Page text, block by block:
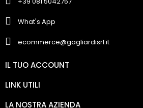
What's App
ecommerce@gagliardisrl.it
IL TUO ACCOUNT
LINK UTILI
LA NOSTRA AZIENDA